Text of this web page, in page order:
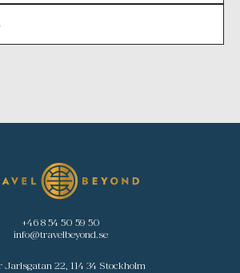
+46 8 54 50 59 50
info@travelbeyond.se
Jarlsgatan 22, 114 34 Stockholm